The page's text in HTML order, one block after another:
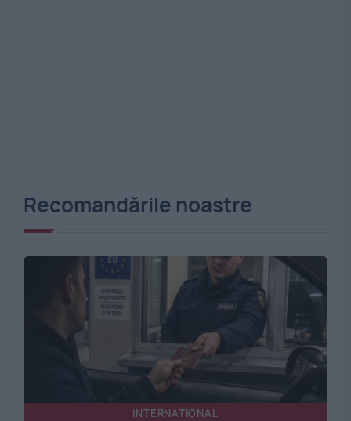
Recomandările noastre
INTERNATIONAL